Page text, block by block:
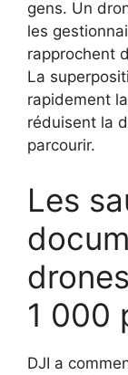
gens. Un
les
rapprochent
La
rapidement
réduisent la
parcourir.
Les
1 000
DJI a